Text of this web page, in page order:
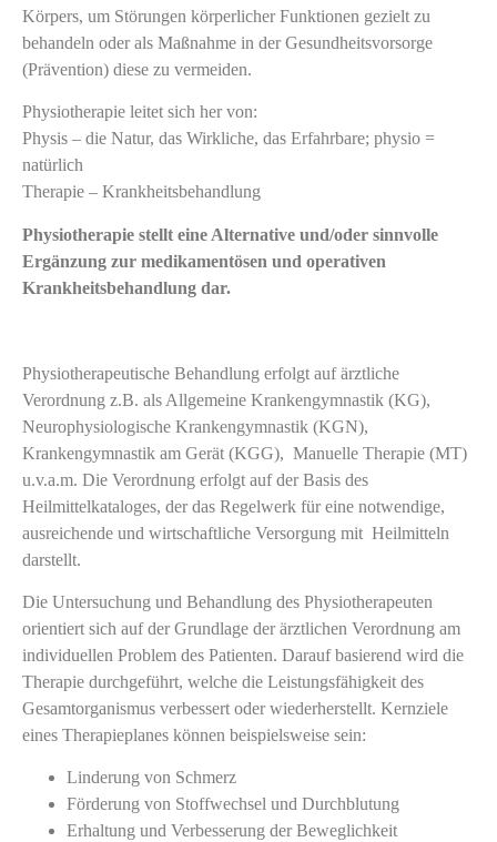
Körpers, um Störungen körperlicher Funktionen gezielt zu
behandeln oder als Maßnahme in der Gesundheitsvorsorge
(Prävention) diese zu vermeiden.
Physiotherapie leitet sich her von:
Physis – die Natur, das Wirkliche, das Erfahrbare; physio =
natürlich
Therapie – Krankheitsbehandlung
Physiotherapie stellt eine Alternative und/oder sinnvolle
Ergänzung zur medikamentösen und operativen
Krankheitsbehandlung dar.
Physiotherapeutische Behandlung erfolgt auf ärztliche
Verordnung z.B. als Allgemeine Krankengymnastik (KG),
Neurophysiologische Krankengymnastik (KGN),
Krankengymnastik am Gerät (KGG), Manuelle Therapie (MT)
u.v.a.m. Die Verordnung erfolgt auf der Basis des
Heilmittelkataloges, der das Regelwerk für eine notwendige,
ausreichende und wirtschaftliche Versorgung mit Heilmitteln
darstellt.
Die Untersuchung und Behandlung des Physiotherapeuten
orientiert sich auf der Grundlage der ärztlichen Verordnung am
individuellen Problem des Patienten. Darauf basierend wird die
Therapie durchgeführt, welche die Leistungsfähigkeit des
Gesamtorganismus verbessert oder wiederherstellt. Kernziele
eines Therapieplanes können beispielsweise sein:
Linderung von Schmerz
Förderung von Stoffwechsel und Durchblutung
Erhaltung und Verbesserung der Beweglichkeit